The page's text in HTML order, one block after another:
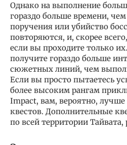
Однако на выполнение
гораздо больше времени,
поручения или убийство
повторяются, и, скорее
если вы проходите только
получите гораздо больше
сюжетных линий, чем
Если вы просто пытаетесь
более высоким рангам
Impact, вам, вероятно,
квестов. Дополнительные
по всей территории Тайвата,